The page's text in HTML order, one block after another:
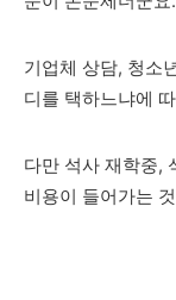
기업체 상담, 청소
디를 택하느냐에
다만 석사 재학중,
비용이 들어가는